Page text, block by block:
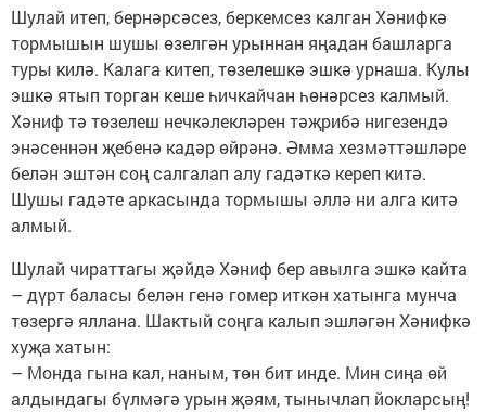
Шулай итеп, бернәрсәсез, беркемсез калган Хәнифкә
тормышын шушы өзелгән урыннан яңадан башларга
туры килә. Калага китеп, төзелешкә эшкә урнаша. Кулы
эшкә ятып торган кеше һичкайчан һөнәрсез калмый.
Хәниф тә төзелеш нечкәлекләрен тәҗрибә нигезендә
энәсеннән җебенә кадәр өйрәнә. Әмма хезмәттәшләре
белән эштән соң салгалап алу гадәткә кереп китә.
Шушы гадәте аркасында тормышы әллә ни алга китә
алмый.
Шулай чираттагы җәйдә Хәниф бер авылга эшкә кайта
– дүрт баласы белән генә гомер иткән хатынга мунча
төзергә яллана. Шактый соңга калып эшләгән Хәнифкә
хуҗа хатын:
– Монда гына кал, наным, төн бит инде. Мин сиңа өй
алдындагы бүлмәгә урын җәям, тынычлап йокларсың!